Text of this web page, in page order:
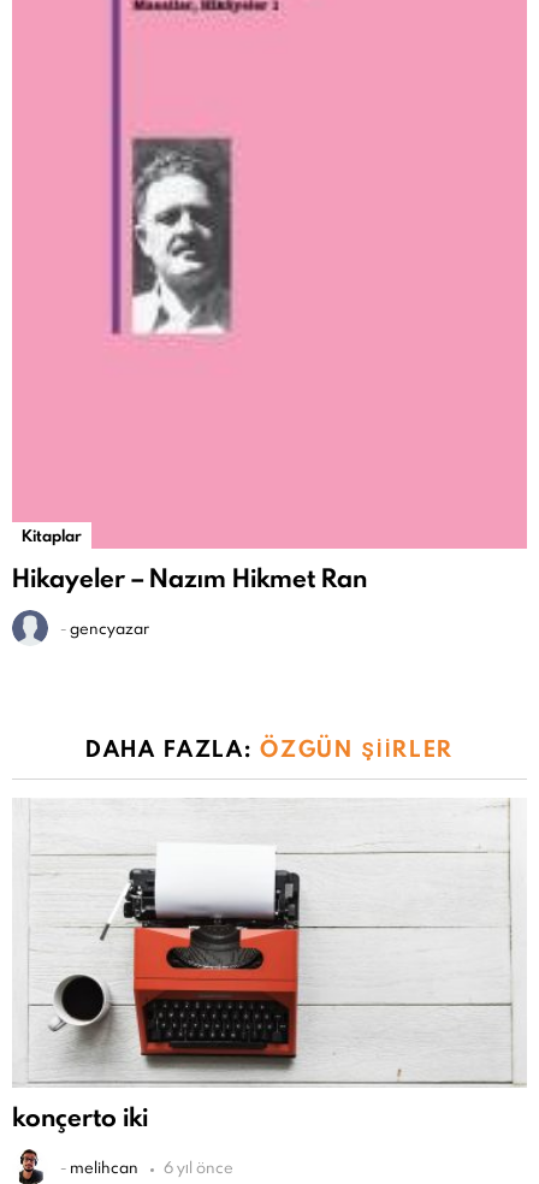
Kitaplar
Hikayeler – Nazım Hikmet Ran
-gencyazar
DAHA FAZLA:ÖZGÜN ŞIIRLER
konçerto iki
- melihcan 6 yıl önce